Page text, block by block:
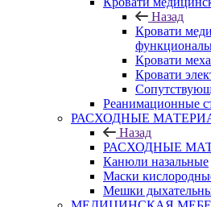
Назад
Кровати
Кровати
Кровати
Реанимационные
РАСХОДНЫЕ
Назад
РАСХОДНЫЕ
Канюли назальные
Маски
Мешки